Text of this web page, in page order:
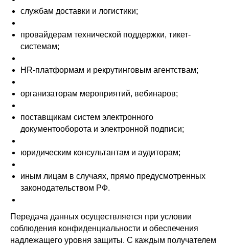
службам доставки и логистики;
провайдерам технической поддержки, тикет-
системам;
HR-платформам и рекрутинговым агентствам;
организаторам мероприятий, вебинаров;
поставщикам систем электронного
документооборота и электронной подписи;
юридическим консультантам и аудиторам;
иным лицам в случаях, прямо предусмотренных
законодательством РФ.
Передача данных осуществляется при условии
соблюдения конфиденциальности и обеспечения
надлежащего уровня защиты. С каждым получателем